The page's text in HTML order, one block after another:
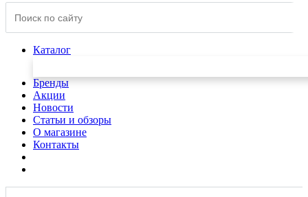
Каталог
Бренды
Акции
Новости
Статьи и обзоры
О магазине
Контакты